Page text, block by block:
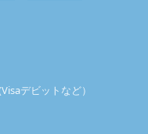
デビットなど）